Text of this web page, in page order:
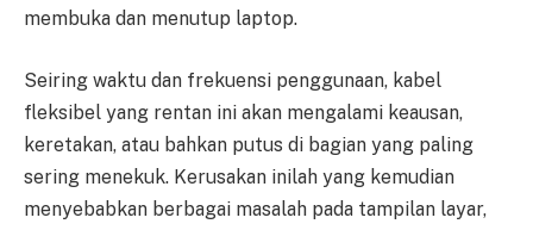
membuka dan menutup laptop.
Seiring waktu dan frekuensi penggunaan, kabel
fleksibel yang rentan ini akan mengalami keausan,
keretakan, atau bahkan putus di bagian yang paling
sering menekuk. Kerusakan inilah yang kemudian
menyebabkan berbagai masalah pada tampilan layar,